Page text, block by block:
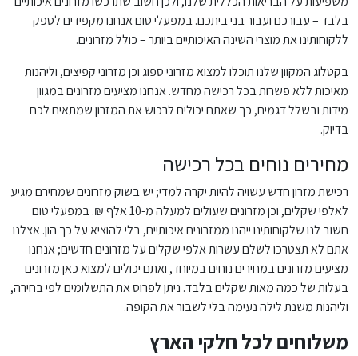
בלבד – עבורכם ועבור בני ביתכם. במפעלי טום אנחנו מקפידים לספק
ללקוחותינו את מוצרי השינה האיכותיים ביותר – כולל מזרונים.
בקטלוג המקוון שלנו תוכלו למצוא מזרוני ספוג וכן מזרוני קפיצים, וליהנות
מאיכות ללא פשרות בכל רכישה מחדש. אנחנו מציעים מזרונים במגוון
מידות ובשלל דגמים, כך שאתם יכולים לרכוש את המזרון שמתאים לכם
בדיוק.
מחירים נוחים בכל רכישה
רכישת מזרון חדש עשויה להיות יקרה למדי; יש בשוק מזרונים שמחירם מגיע
לאלפי שקלים, וכן מזרונים שעולים למעלה מ-10 אלף ₪. במפעלי טום
חשוב לנו שלקוחותינו ייהנו ממזרונים איכותיים, בלי להוציא על כך הון. אצלנו
אתם לא תצטרכו לשלם עשרות אלפי שקלים על מזרונים חדשים; אנחנו
מציעים מזרונים במחירים נוחים במיוחד, ואתם יכולים למצוא כאן מזרונים
בעלות של כמה מאות שקלים בלבד. ניתן לפרוס את התשלומים לפי בחירה,
וליהנות משנת לילה נעימה בלי לשבור את הקופה.
משלוחים לכל חלקי הארץ